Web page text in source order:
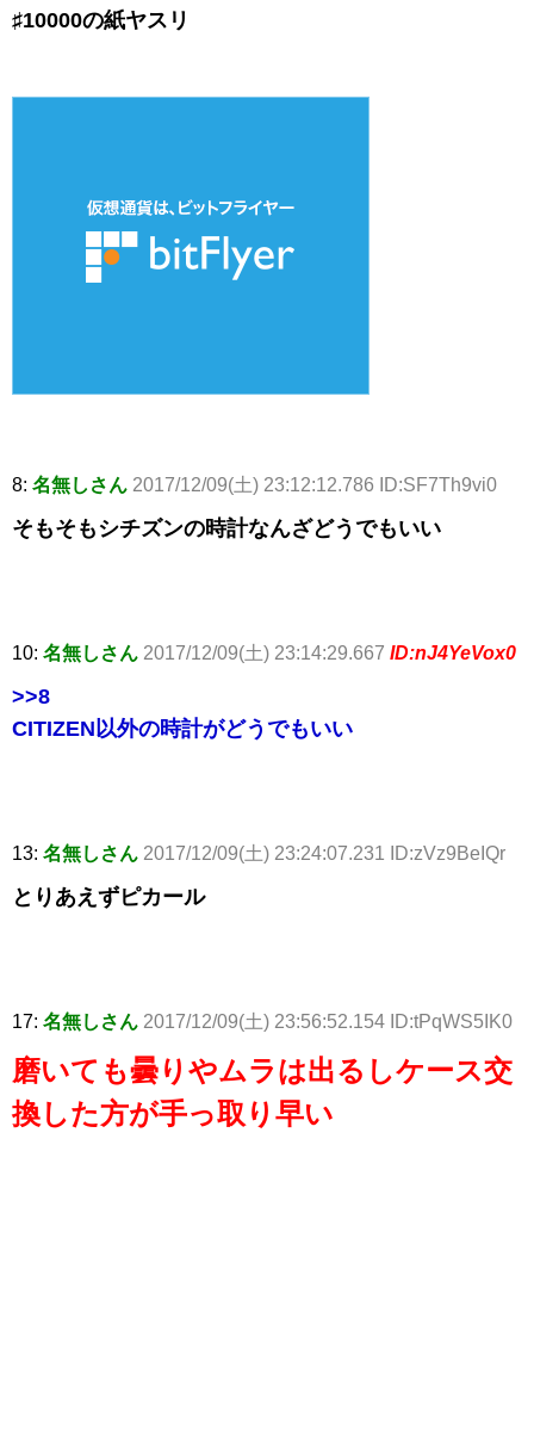
♯10000の紙ヤスリ
8: 名無しさん 2017/12/09(土) 23:12:12.786 ID:SF7Th9vi0
そもそもシチズンの時計なんざどうでもいい
10: 名無しさん 2017/12/09(土) 23:14:29.667 ID:nJ4YeVox0
>>8
CITIZEN以外の時計がどうでもいい
13: 名無しさん 2017/12/09(土) 23:24:07.231 ID:zVz9BeIQr
とりあえずピカール
17: 名無しさん 2017/12/09(土) 23:56:52.154 ID:tPqWS5IK0
磨いても曇りやムラは出るしケース交
換した方が手っ取り早い